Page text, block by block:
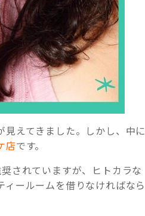
えてきました。しかし、中に
店です。
されていますが、ヒトカラな
ールームを借りなければなら